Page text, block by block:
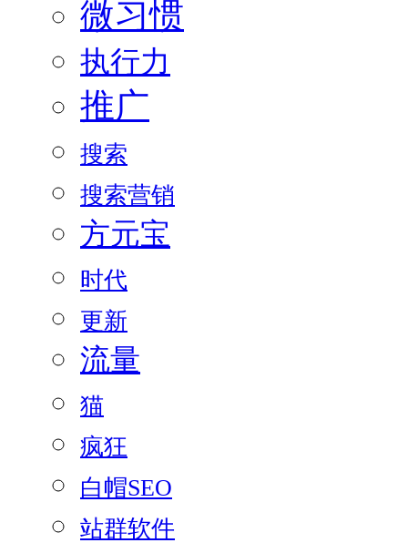
微习惯
执行力
推广
搜索
搜索营销
方元宝
时代
更新
流量
猫
疯狂
白帽SEO
站群软件